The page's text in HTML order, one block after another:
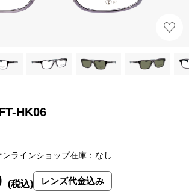
HK06
ンラインショップ在庫：なし
レンズ代金込み